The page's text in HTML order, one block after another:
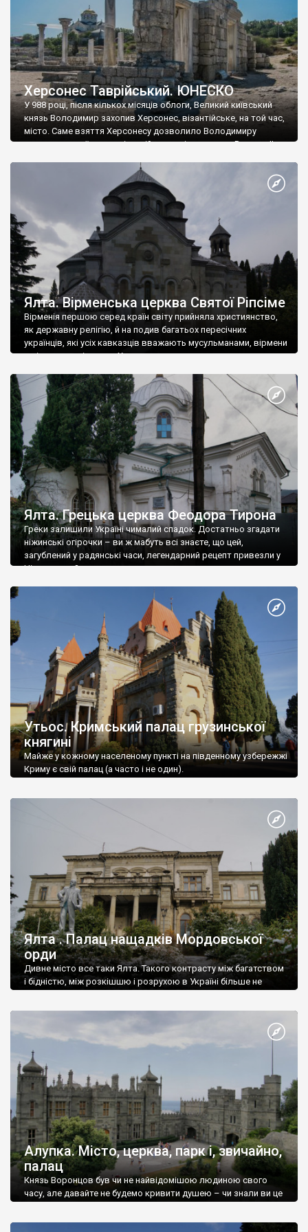
Херсонес Таврійський. ЮНЕСКО
У 988 році, після кількох місяців облоги, Великий київський
князь Володимир захопив Херсонес, візантійське, на той час,
місто. Саме взяття Херсонесу дозволило Володимиру
диктувати свої умови візантійському імператору Василю ІІ, та
Херсонесі Володимир-язичник, став Василем-християнином.
А потім було Хрещення Русі. На честь Херсонесу Таврійського
Ялта. Вірменська церква Святої Ріпсіме
Вірменія першою серед країн світу прийняла християнство,
як державну релігію, й на подив багатьох пересічних
українців, які усіх кавказців вважають мусульманами, вірмени
є відданими вірянами Христа
Ялта. Грецька церква Феодора Тирона
Греки залишили Україні чималий спадок. Достатньо згадати
ніжинські огірочки – ви ж мабуть всі знаєте, що цей,
загублений у радянські часи, легендарний рецепт привезли у
Ніжин греки?
Утьос. Кримський палац грузинської
княгині
Майже у кожному населеному пункті на південному узбережжі
Криму є свій палац (а часто і не один).
Ялта . Палац нащадків Мордовської
орди
Дивне місто все таки Ялта. Такого контрасту між багатством
і бідністю, між розкішшю і розрухою в Україні більше не
Алупка. Місто, церква, парк і, звичайно,
палац
Князь Воронцов був чи не найвідомішою людиною свого
часу, але давайте не будемо кривити душею – чи знали ви це